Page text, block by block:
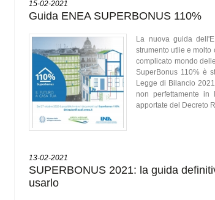
15-02-2021
Guida ENEA SUPERBONUS 110%
La nuova guida
strumento utlie e molto
complicato mondo
SuperBonus 110% è
Legge di Bilancio
non perfettamente in
apportate del Decreto
13-02-2021
SUPERBONUS 2021: la guida
usarlo